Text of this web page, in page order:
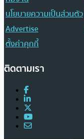
นโยบายความเป็นส่วนตัว
Advertise
ตั้งค่าคุกกี้
ติดตามเรา